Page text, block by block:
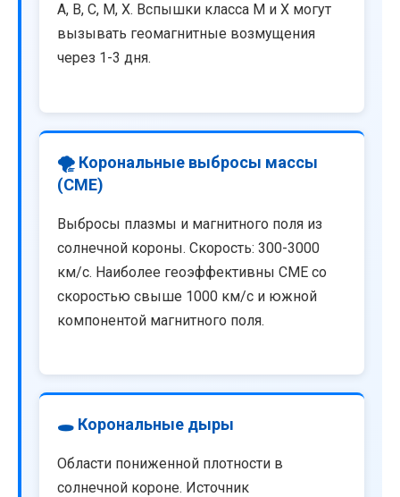
A, B, C, M, X. Вспышки класса M и X могут
вызывать геомагнитные возмущения
через 1-3 дня.
🌪️ Корональные выбросы массы
(CME)
Выбросы плазмы и магнитного поля из
солнечной короны. Скорость: 300-3000
км/с. Наиболее геоэффективны CME со
скоростью свыше 1000 км/с и южной
компонентой магнитного поля.
🕳️ Корональные дыры
Области пониженной плотности в
солнечной короне. Источник